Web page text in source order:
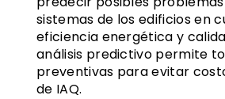
sistemas de los edificios en
eficiencia energética y
análisis predictivo permite
preventivas para evitar
de IAQ.